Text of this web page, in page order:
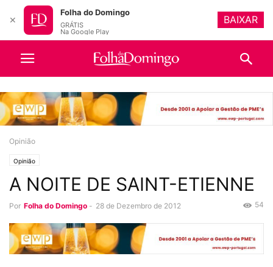
Opinião
Opinião
A NOITE DE SAINT-ETIENNE
Por Folha do Domingo - 28 de Dezembro de 2012 54
✕
Folha do Domingo
GRÁTIS
Na Google Play
BAIXAR